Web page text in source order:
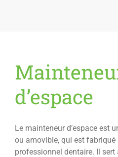
d’espace
Le mainteneur d’espace est
ou amovible, qui est fabriqué
professionnel dentaire. Il sert